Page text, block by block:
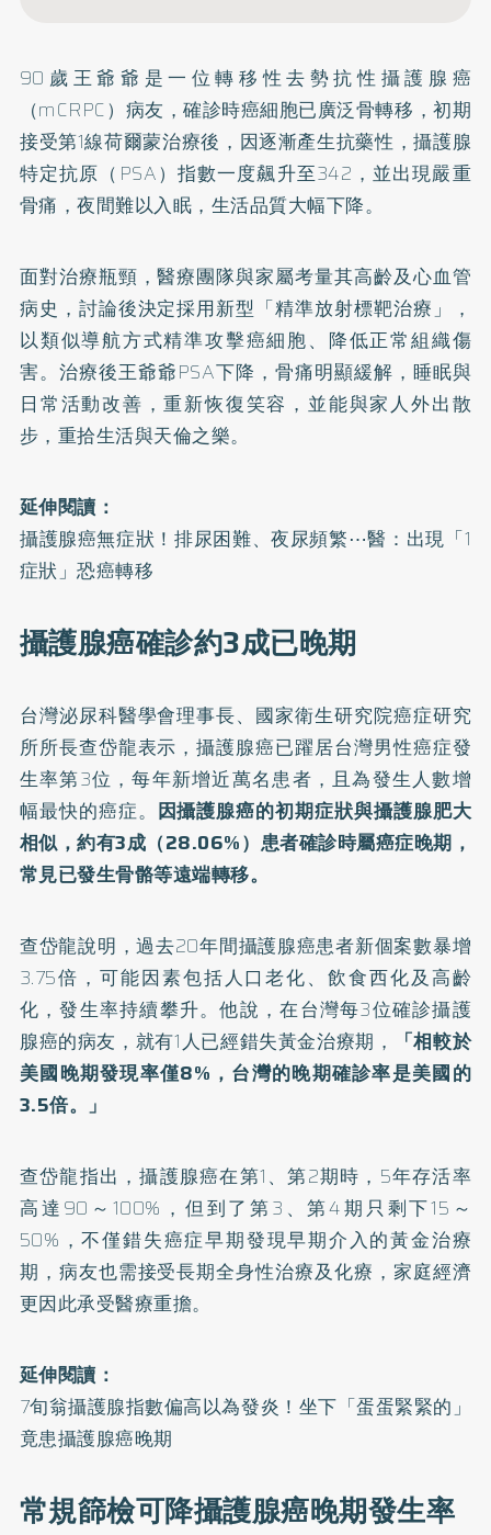
90歲王爺爺是一位轉移性去勢抗性攝護腺癌
（mCRPC）病友，確診時癌細胞已廣泛骨轉移，初期
接受第1線荷爾蒙治療後，因逐漸產生抗藥性，攝護腺
特定抗原（PSA）指數一度飆升至342，並出現嚴重
骨痛，夜間難以入眠，生活品質大幅下降。
面對治療瓶頸，醫療團隊與家屬考量其高齡及心血管
病史，討論後決定採用新型「精準放射標靶治療」，
以類似導航方式精準攻擊癌細胞、降低正常組織傷
害。治療後王爺爺PSA下降，骨痛明顯緩解，睡眠與
日常活動改善，重新恢復笑容，並能與家人外出散
步，重拾生活與天倫之樂。
延伸閱讀：
攝護腺癌無症狀！排尿困難、夜尿頻繁⋯醫：出現「1
症狀」恐癌轉移
攝護腺癌確診約3成已晚期
台灣泌尿科醫學會理事長、國家衛生研究院癌症研究
所所長查岱龍表示，攝護腺癌已躍居台灣男性癌症發
生率第3位，每年新增近萬名患者，且為發生人數增
幅最快的癌症。 因攝護腺癌的初期症狀與攝護腺肥大
相似，約有3成（28.06%）患者確診時屬癌症晚期，
常見已發生骨骼等遠端轉移。
查岱龍說明，過去20年間攝護腺癌患者新個案數暴增
3.75倍，可能因素包括人口老化、飲食西化及高齡
化，發生率持續攀升。他說，在台灣每3位確診攝護
腺癌的病友，就有1人已經錯失黃金治療期，
「相較於
美國晚期發現率僅8%，台灣的晚期確診率是美國的
3.5倍。」
查岱龍指出，攝護腺癌在第1、第2期時，5年存活率
高達90～100%，但到了第3、第4期只剩下15～
50%，不僅錯失癌症早期發現早期介入的黃金治療
期，病友也需接受長期全身性治療及化療，家庭經濟
更因此承受醫療重擔。
延伸閱讀：
7旬翁攝護腺指數偏高以為發炎！坐下「蛋蛋緊緊的」
竟患攝護腺癌晚期
常規篩檢可降攝護腺癌晚期發生率